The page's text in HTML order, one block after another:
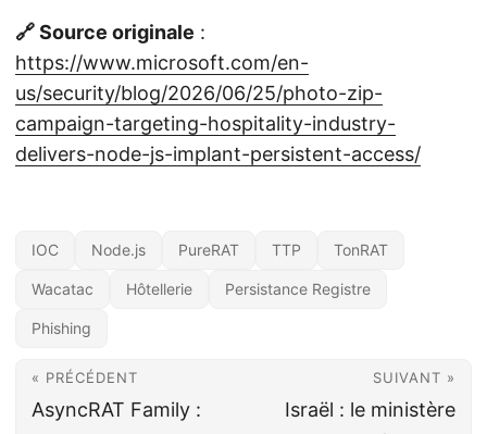
🔗 Source originale :
https://www.microsoft.com/en-
us/security/blog/2026/06/25/photo-zip-
campaign-targeting-hospitality-industry-
delivers-node-js-implant-persistent-access/
IOC Node.js PureRAT TTP TonRAT
Wacatac Hôtellerie Persistance Registre
Phishing
« PRÉCÉDENT
AsyncRAT Family :
SUIVANT »
Israël : le ministère